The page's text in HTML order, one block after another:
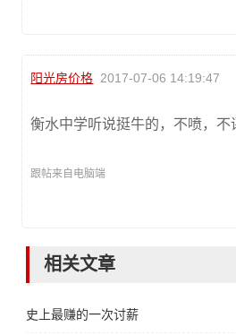
阳光房价格 2017-07-06 14:19:47
衡水中学听说挺牛的，不喷，不
跟帖来自电脑端
相关文章
史上最赚的一次讨薪